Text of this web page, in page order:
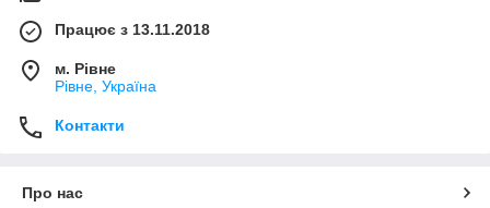
Працює з 13.11.2018
м. Рівне
Рівне, Україна
Контакти
Про нас